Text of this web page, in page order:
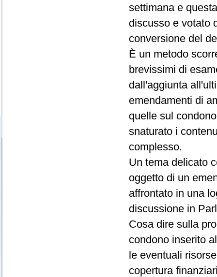
settimana e
discusso e votato
conversione del
È un metodo
brevissimi di
dall'aggiunta
emendamenti di
quelle sul
snaturato i
complesso.
Un tema delicato
oggetto di un
affrontato in una
discussione in
Cosa dire sulla
condono inserito
le eventuali
copertura